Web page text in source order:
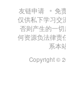
友链申请
免
仅供私下学习交
否则产生的一
何资源负法律责
系本
Copyright ©